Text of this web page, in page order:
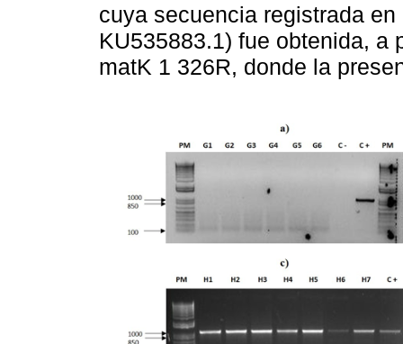
cuya secuencia registrada
KU535883.1) fue obtenida, a
matK 1 326R, donde la